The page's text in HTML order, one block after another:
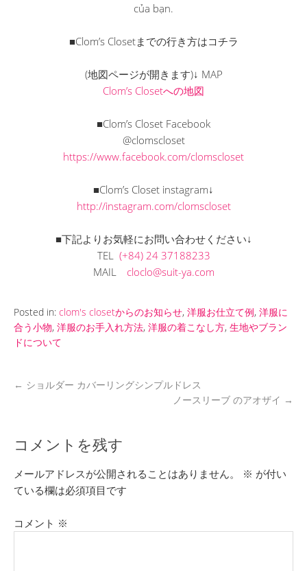
của bạn.
■Clom’s Closetまでの行き方はコチラ
(地図ページが開きます)↓ MAP
Clom’s Closetへの地図
■Clom’s Closet Facebook
@clomscloset
https://www.facebook.com/clomscloset
■Clom’s Closet instagram↓
http://instagram.com/clomscloset
■下記よりお気軽にお問い合わせください↓
TEL (+84) 24 37188233
MAIL cloclo@suit-ya.com
Posted in: clom's closetからのお知らせ, 洋服お仕立て例, 洋服に
合う小物, 洋服のお手入れ方法, 洋服の着こなし方, 生地やブラン
ドについて
← ショルダー カバーリングシンプルドレス
ノースリーブ のアオザイ →
コメントを残す
メールアドレスが公開されることはありません。 ※ が付い
ている欄は必須項目です
コメント ※